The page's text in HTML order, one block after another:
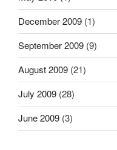
December 2009 (1)
September 2009 (9)
August 2009 (21)
July 2009 (28)
June 2009 (3)